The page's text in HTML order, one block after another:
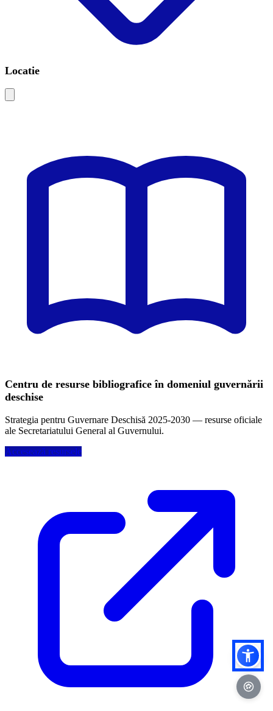
Locatie
Centru de resurse bibliografice în domeniul guvernării
deschise
Strategia pentru Guvernare Deschisă 2025-2030 — resurse oficiale
ale Secretariatului General al Guvernului.
Accesează resursele